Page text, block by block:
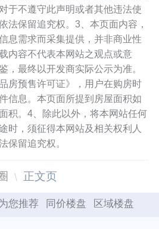
于不遵守此声明或者其他违法使
法保留追究权。3、本页面内容，
息需求而采集提供，并非商业性
内容不代表本网站之观点或意
，最终以开发商实际公示为准。
房预售许可证》，用户在购房时
信息。本页面所提到房屋面积如
积。4、除此以外，将本网站任何
时，须征得本网站及相关权利人
保留追究权。
正文页
您推荐 同价楼盘 区域楼盘